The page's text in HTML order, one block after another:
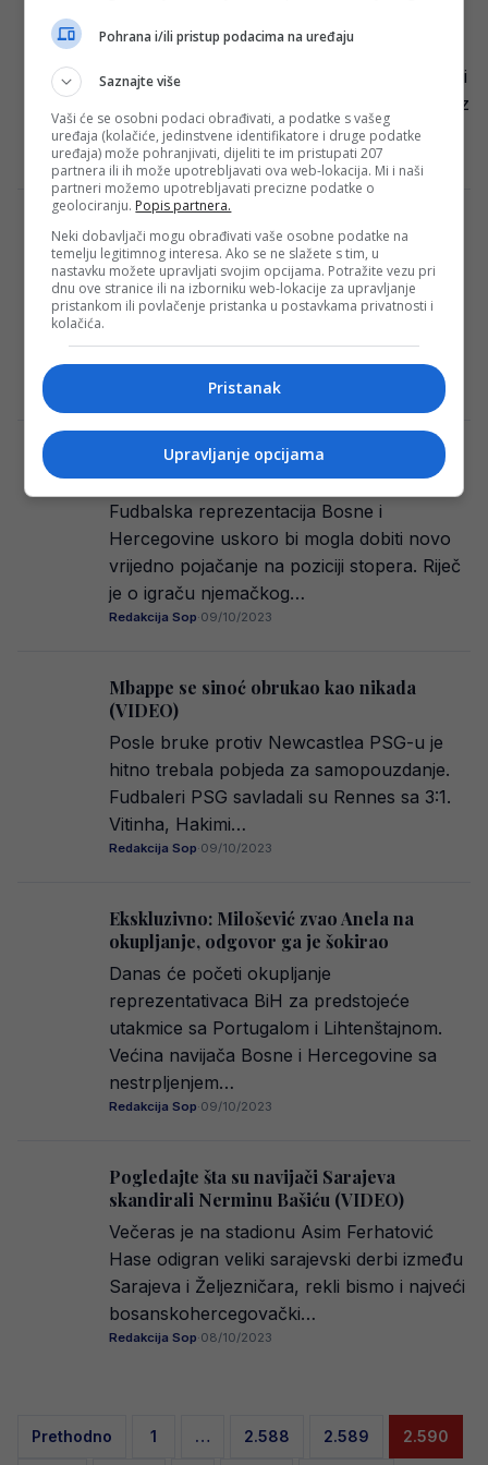
Meridian Online Kazino poklanja 100.000
spinova mjesečno najlojalnijim igračima! Uđi
u elitno društvo već danas! Dajemo ti dokaz
da je…
Redakcija Sop·09/10/2023
Savo Milošević uputio naknadni poziv – on
je pun pogodak!
Selektor fudbalske “A” reprezentacije BiH
uputio je naknadni poziv za predstojeće
Portugala. Poziv je dobio…
09/10/2023
Bundesligaški div spreman igrati za
reprezentaciju BiH!
Fudbalska reprezentacija Bosne i
Hercegovine uskoro bi mogla dobiti novo
vrijedno pojačanje na poziciji stopera. Riječ
je o igraču njemačkog…
Redakcija Sop·09/10/2023
Mbappe se sinoć obrukao kao nikada
(VIDEO)
Posle bruke protiv Newcastlea PSG-u je
hitno trebala pobjeda za samopouzdanje.
Fudbaleri PSG savladali su Rennes sa 3:1.
Vitinha, Hakimi…
Redakcija Sop·09/10/2023
Ekskluzivno: Milošević zvao Anela na
okupljanje, odgovor ga je šokirao
Danas će početi okupljanje
reprezentativaca BiH za predstojeće
utakmice sa Portugalom i Lihtenštajnom.
Većina navijača Bosne i Hercegovine sa
nestrpljenjem…
Redakcija Sop·09/10/2023
Pogledajte šta su navijači Sarajeva
skandirali Nerminu Bašiću (VIDEO)
Večeras je na stadionu Asim Ferhatović
Hase odigran veliki sarajevski derbi između
Sarajeva i Željezničara, rekli bismo i najveći
bosanskohercegovački…
Redakcija Sop·08/10/2023
Posts
Prethodno 1 … 2.588 2.589 2.590
Pohrana i/ili pristup podacima na uređaju
Saznajte više
Vaši će se osobni podaci obrađivati, a podatke s vašeg
uređaja (kolačiće, jedinstvene identifikatore i druge podatke
uređaja) može pohranjivati, dijeliti te im pristupati 207
partnera ili ih može upotrebljavati ova web-lokacija. Mi i naši
partneri možemo upotrebljavati precizne podatke o
geolociranju. Popis partnera.
Neki dobavljači mogu obrađivati vaše osobne podatke na
temelju legitimnog interesa. Ako se ne slažete s tim, u
nastavku možete upravljati svojim opcijama. Potražite vezu pri
dnu ove stranice ili na izborniku web-lokacije za upravljanje
pristankom ili povlačenje pristanka u postavkama privatnosti i
kolačića.
Pristanak
Upravljanje opcijama